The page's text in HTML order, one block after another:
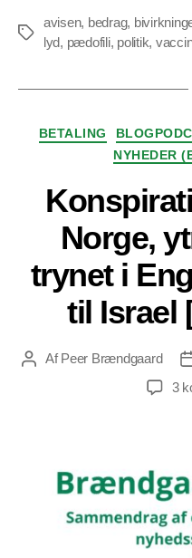
Tags
avisen, bedrag,
lyd, pædofili, politik,
BETALING
NYHEDER
Norge,
trynet i
til Israel
Indlægsforfatter
AfPeer Brændgaard
3